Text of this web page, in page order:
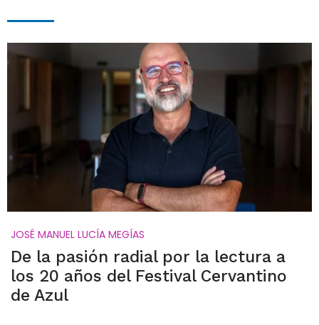
JOSÉ MANUEL LUCÍA MEGÍAS
De la pasión radial por la lectura a
los 20 años del Festival Cervantino
de Azul